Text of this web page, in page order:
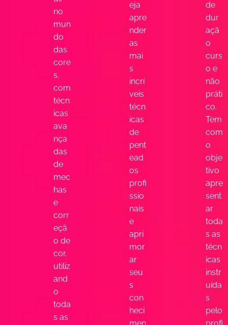
no
mun
do
das
core
s,
com
técn
icas
ava
nça
das
de
mec
has
e
corr
eçã
o de
cor,
utiliz
and
o
toda
s as
eja
apre
nder
as
mai
s
incrí
veis
técn
icas
de
pent
ead
os
profi
ssio
nais
e
apri
mor
ar
seu
s
con
heci
de
dur
açã
o
curs
o e
não
práti
co.
Tem
com
o
obje
tivo
apre
sent
ar
toda
s as
técn
icas
instr
uída
s
pelo